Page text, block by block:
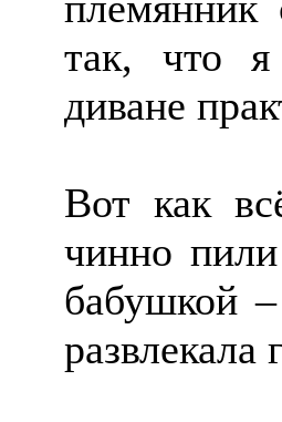
так, что я
диване
Вот как
чинно
бабушкой
развлекала